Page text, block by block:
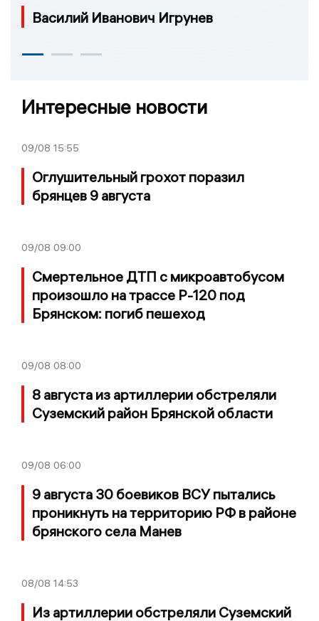
Василий Иванович Игрунев
Интересные новости
09/08 15:55
Оглушительный грохот поразил
брянцев 9 августа
09/08 09:00
Смертельное ДТП с микроавтобусом
произошло на трассе Р-120 под
Брянском: погиб пешеход
09/08 08:00
8 августа из артиллерии обстреляли
Суземский район Брянской области
09/08 06:00
9 августа 30 боевиков ВСУ пытались
проникнуть на территорию РФ в районе
брянского села Манев
08/08 14:53
Из артиллерии обстреляли Суземский